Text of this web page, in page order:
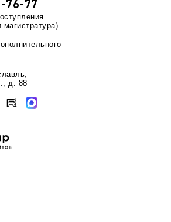
76-77
магистратура)
д. 88